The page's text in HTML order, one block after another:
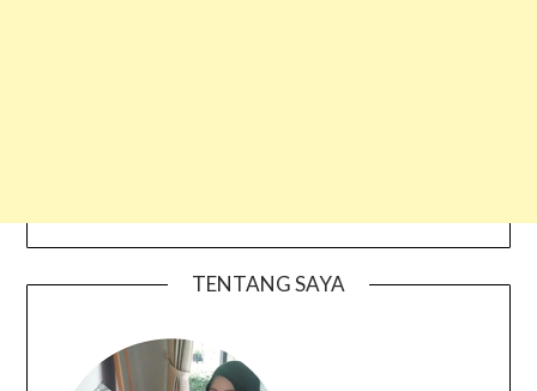
TENTANG SAYA